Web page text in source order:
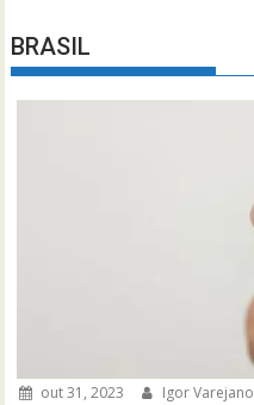
BRASIL
out 31, 2023 Igor Varejano